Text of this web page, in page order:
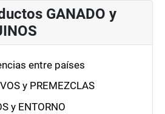
GANADO y
entre países
y PREMEZCLAS
y ENTORNO